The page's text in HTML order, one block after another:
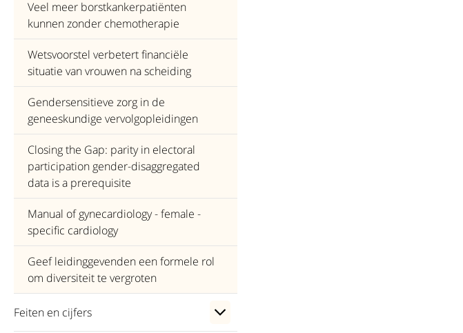
Veel meer borstkankerpatiënten
kunnen zonder chemotherapie
Wetsvoorstel verbetert financiële
situatie van vrouwen na scheiding
Gendersensitieve zorg in de
geneeskundige vervolgopleidingen
Closing the Gap: parity in electoral
participation gender-disaggregated
data is a prerequisite
Manual of gynecardiology - female -
specific cardiology
Geef leidinggevenden een formele rol
om diversiteit te vergroten
Feiten en cijfers